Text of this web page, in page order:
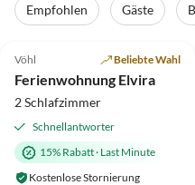
Empfohlen Gäste
Vöhl Beliebte Wahl
Ferienwohnung Elvira
2 Schlafzimmer
Schnellantworter
15% Rabatt· Last Minute
Kostenlose Stornierung